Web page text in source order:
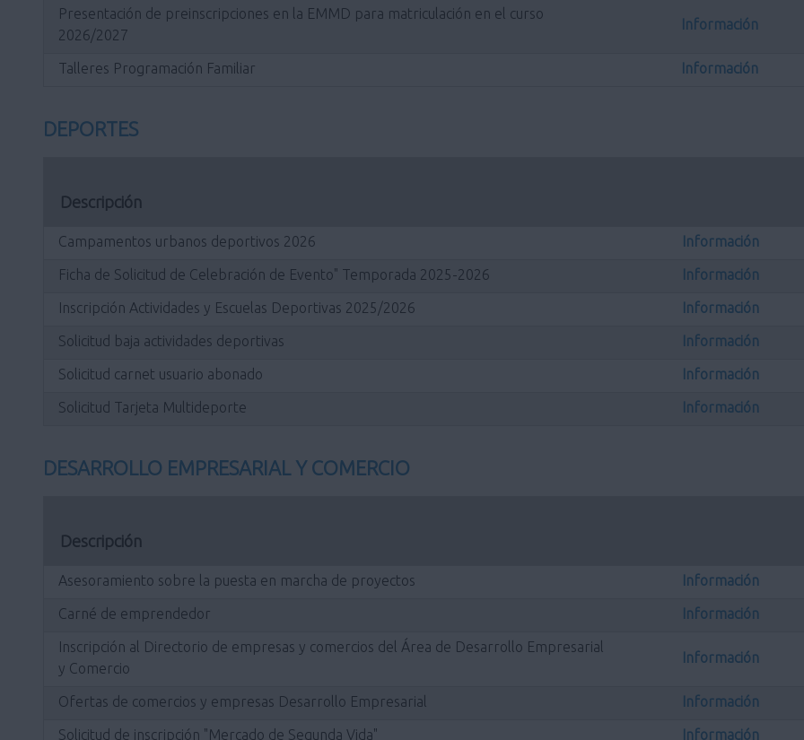
Presentación de preinscripciones en la EMMD para matriculación en el curso
2026/2027
Información
Talleres Programación Familiar Información
DEPORTES
Descripción
Campamentos urbanos deportivos 2026 Información
Ficha de Solicitud de Celebración de Evento" Temporada 2025-2026 Información
Inscripción Actividades y Escuelas Deportivas 2025/2026 Información
Solicitud baja actividades deportivas Información
Solicitud carnet usuario abonado Información
Solicitud Tarjeta Multideporte Información
DESARROLLO EMPRESARIAL Y COMERCIO
Descripción
Asesoramiento sobre la puesta en marcha de proyectos Información
Carné de emprendedor Información
Inscripción al Directorio de empresas y comercios del Área de Desarrollo Empresarial
y Comercio
Información
Ofertas de comercios y empresas Desarrollo Empresarial Información
Solicitud de inscripción "Mercado de Segunda Vida" Información